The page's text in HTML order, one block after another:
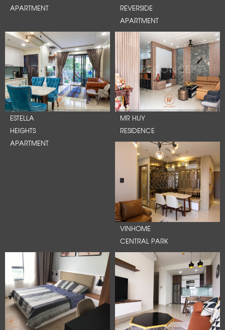
APARTMENT
REVERSIDE
APARTMENT
ESTELLA
HEIGHTS
APARTMENT
MR HUY
RESIDENCE
VINHOME
CENTRAL PARK